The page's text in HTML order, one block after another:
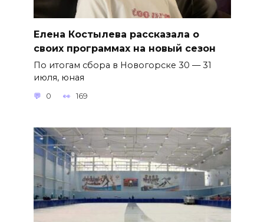
Елена Костылева рассказала о
своих программах на новый сезон
По итогам сбора в Новогорске 30 — 31
июля, юная
0 169